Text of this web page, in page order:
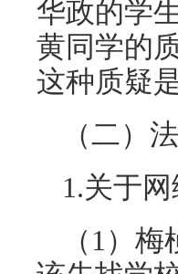
华政的学
黄同学的
这种质疑
（二）
1.关于
（1）